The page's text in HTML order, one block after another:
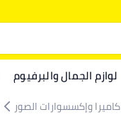
لوازم الجمال والبرفيوم
كاميرا وإكسسوارات الصور